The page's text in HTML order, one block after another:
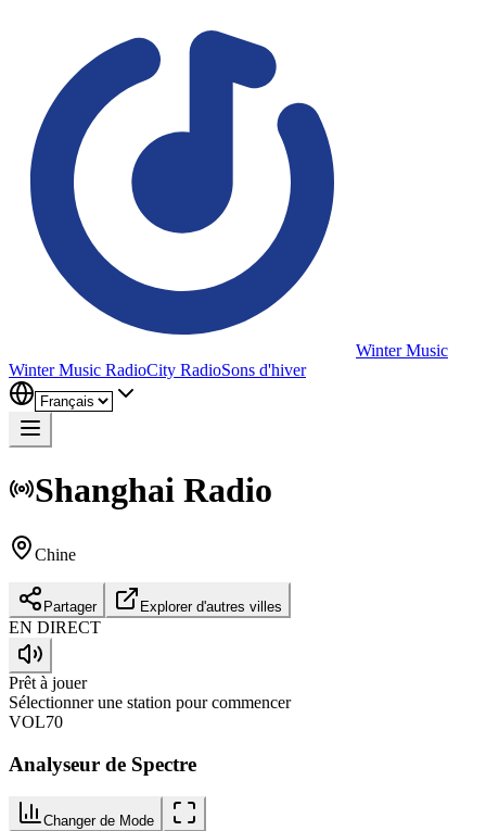
Winter Music
Winter Music RadioCity RadioSons d'hiver
Shanghai Radio
Chine
Partager Explorer d'autres villes
EN DIRECT
Prêt à jouer
Sélectionner une station pour commencer
VOL70
Analyseur de Spectre
Changer de Mode